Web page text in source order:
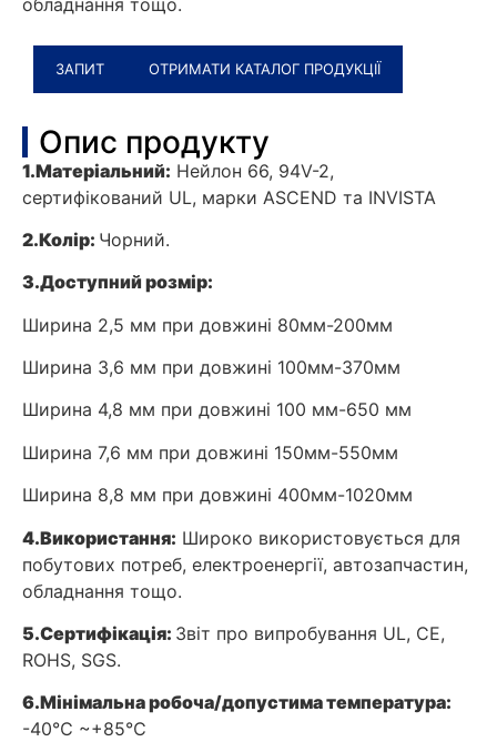
обладнання тощо.
ЗАПИТ ОТРИМАТИ КАТАЛОГ ПРОДУКЦІЇ
Опис продукту
1.Матеріальний: Нейлон 66, 94V-2,
сертифікований UL, марки ASCEND та INVISTA
2.Колір: Чорний.
3.Доступний розмір:
Ширина 2,5 мм при довжині 80мм-200мм
Ширина 3,6 мм при довжині 100мм-370мм
Ширина 4,8 мм при довжині 100 мм-650 мм
Ширина 7,6 мм при довжині 150мм-550мм
Ширина 8,8 мм при довжині 400мм-1020мм
4.Використання: Широко використовується для
побутових потреб, електроенергії, автозапчастин,
обладнання тощо.
5.Сертифікація: Звіт про випробування UL, CE,
ROHS, SGS.
6.Мінімальна робоча/допустима температура:
-40℃ ~+85℃